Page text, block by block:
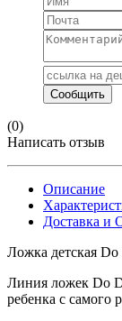
(0)
Написать отзыв
Описание
Доставка и
Ложка детская Do
Линия ложек Do
ребенка с самого